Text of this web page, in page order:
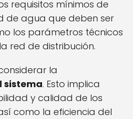
requisitos mínimos de
de agua que deben ser
los parámetros técnicos
red de distribución.
la
sistema. Esto implica
y calidad de los
como la eficiencia del